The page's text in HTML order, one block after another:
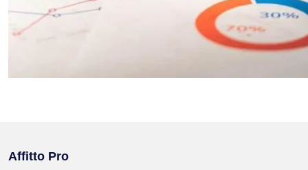
Affitto Pro